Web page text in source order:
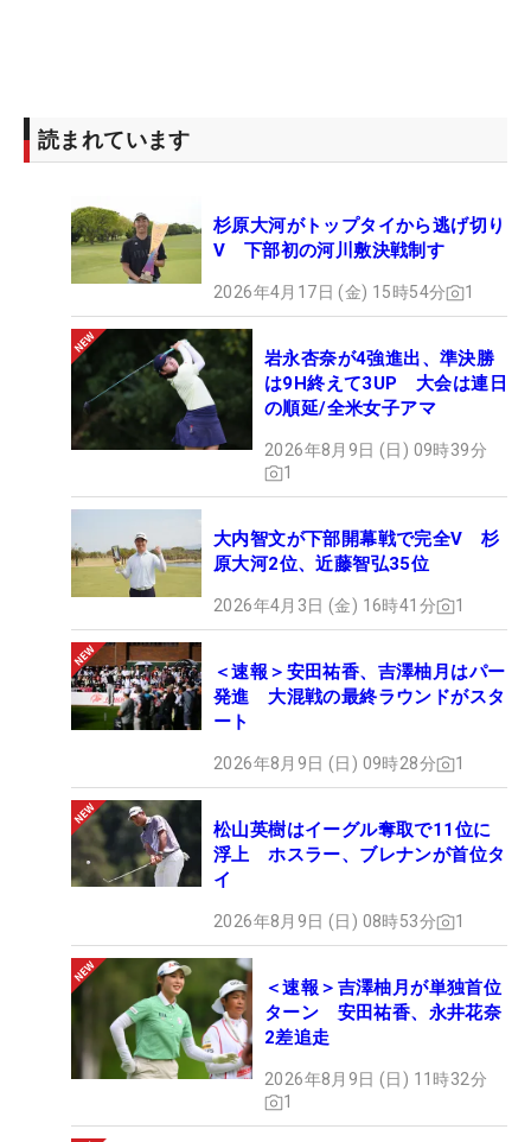
合勘を養い今シーズンの目標であるシード権獲得に
つなげられるか。
「ゴルフが自分の職業になって気持ちの持ち方が
変りました。その気持ちを、試合中にどんどん自分
を追い込むのではなくて、むしろ楽しんでプレーを
したいと思います」プロとして歩き始めた期待のル
ーキーが臨むデビュー戦、ニューヒーローの誕生を
予感させるようなスケールの大きいプレーを期待し
たい。
川岸良兼
らと9時50分に10番テ
ィからスタート予定。ディフェンディングチャンピ
佐藤えいち 中島雅生らと同組で10番ティか
ら10時にスタート予定となっている。
読まれています
杉原大河がトップタイから逃げ切り
V 下部初の河川敷決戦制す
2026年4月17日 (金) 15時54分 1
岩永杏奈が4強進出、準決勝
は9H終えて3UP 大会は連日
の順延/全米女子アマ
2026年8月9日 (日) 09時39分
1
大内智文が下部開幕戦で完全V 杉
原大河2位、近藤智弘35位
2026年4月3日 (金) 16時41分 1
＜速報＞安田祐香、吉澤柚月はパー
発進 大混戦の最終ラウンドがスタ
ート
2026年8月9日 (日) 09時28分 1
松山英樹はイーグル奪取で11位に
浮上 ホスラー、ブレナンが首位タ
イ
2026年8月9日 (日) 08時53分 1
＜速報＞吉澤柚月が単独首位
ターン 安田祐香、永井花奈
2差追走
2026年8月9日 (日) 11時32分
1